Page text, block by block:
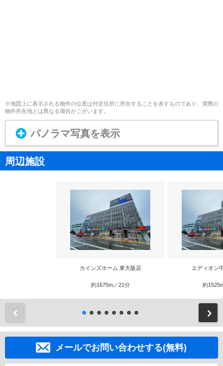
※地図上に表示される物件の位置は付近住所に所在することを表すものであり、実際の
物件所在地とは異なる場合がございます。
パノラマ写真を表示
周辺施設
カインズホーム 東大阪店
約1675m／21分
エディオン
約
メールでお問い合わせする(無料)